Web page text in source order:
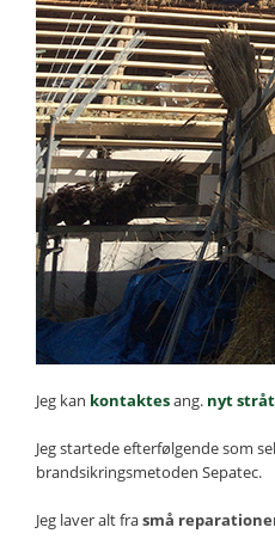
Jeg kan kontaktesang. nyt
Jeg startede efterfølgende som
brandsikringsmetoden Sepatec.
Jeg laver alt frasmå